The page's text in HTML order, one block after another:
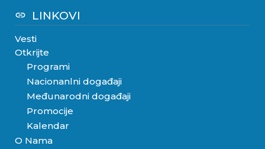
link LINKOVI
Vesti
Otkrijte
Programi
Nacionanlni događaji
Međunarodni događaji
Promocije
Kalendar
O Nama